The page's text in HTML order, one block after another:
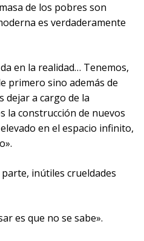
de los pobres son
es verdaderamente
en la realidad… Tenemos,
primero sino además de
dejar a cargo de la
la construcción de nuevos
en el espacio infinito,
inútiles crueldades
es que no se sabe».